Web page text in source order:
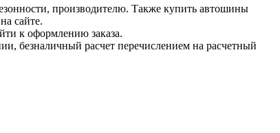
производителю. Также купить автошины
сайте.
к оформлению заказа.
безналичный расчет перечислением на расчетный